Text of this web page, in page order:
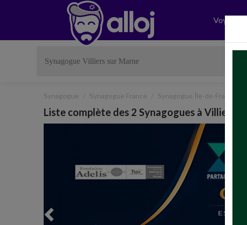
Voyages
Synagogue Synagogue France Synagogue Île-de-France
Liste complète des 2 Synagogues à Villiers